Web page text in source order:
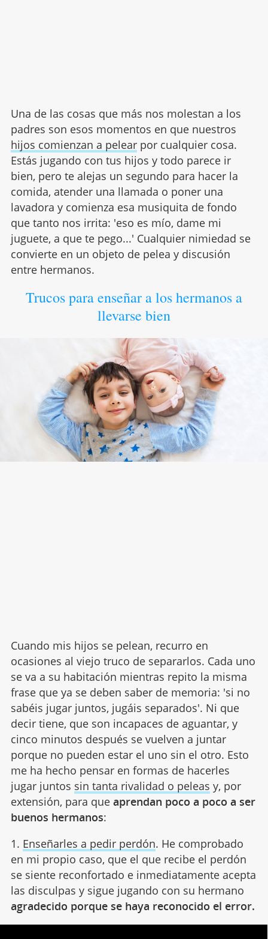
Una de las cosas que más nos molestan a los
padres son esos momentos en que nuestros
hijos comienzan a pelearpor cualquier cosa.
Estás jugando con tus hijos y todo parece ir
bien, pero te alejas un segundo para hacer la
comida, atender una llamada o poner una
lavadora y comienza esa musiquita de fondo
que tanto nos irrita: 'eso es mío, dame mi
juguete, a que te pego...' Cualquier nimiedad se
convierte en un objeto de pelea y discusión
entre hermanos.
Trucos para enseñar a los hermanos a
llevarse bien
Cuando mis hijos se pelean, recurro en
ocasiones al viejo truco de separarlos. Cada uno
se va a su habitación mientras repito la misma
frase que ya se deben saber de memoria: 'si no
sabéis jugar juntos, jugáis separados'. Ni que
decir tiene, que son incapaces de aguantar, y
cinco minutos después se vuelven a juntar
porque no pueden estar el uno sin el otro. Esto
me ha hecho pensar en formas de hacerles
jugar juntos sin tanta rivalidad o peleas y, por
extensión, para que aprendan poco a poco a ser
buenos hermanos:
1. Enseñarles a pedir perdón. He comprobado
en mi propio caso, que el que recibe el perdón
se siente reconfortado e inmediatamente acepta
las disculpas y sigue jugando con su hermano
agradecido porque se haya reconocido el error.